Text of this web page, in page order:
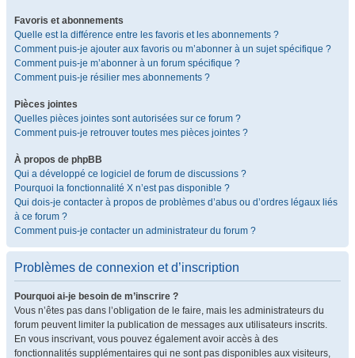
Favoris et abonnements
Quelle est la différence entre les favoris et les abonnements ?
Comment puis-je ajouter aux favoris ou m’abonner à un sujet spécifique ?
Comment puis-je m’abonner à un forum spécifique ?
Comment puis-je résilier mes abonnements ?
Pièces jointes
Quelles pièces jointes sont autorisées sur ce forum ?
Comment puis-je retrouver toutes mes pièces jointes ?
À propos de phpBB
Qui a développé ce logiciel de forum de discussions ?
Pourquoi la fonctionnalité X n’est pas disponible ?
Qui dois-je contacter à propos de problèmes d’abus ou d’ordres légaux liés
à ce forum ?
Comment puis-je contacter un administrateur du forum ?
Problèmes de connexion et d’inscription
Pourquoi ai-je besoin de m’inscrire ?
Vous n’êtes pas dans l’obligation de le faire, mais les administrateurs du
forum peuvent limiter la publication de messages aux utilisateurs inscrits.
En vous inscrivant, vous pouvez également avoir accès à des
fonctionnalités supplémentaires qui ne sont pas disponibles aux visiteurs,